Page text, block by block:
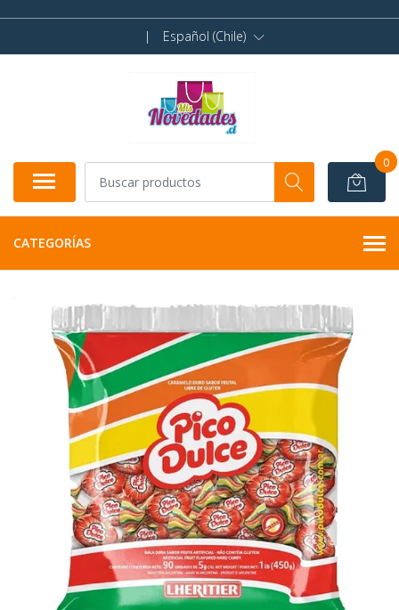
| Español (Chile)
0
CATEGORÍAS